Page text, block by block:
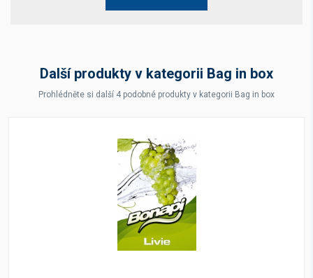
Další produkty v kategorii Bag in box
Prohlédněte si další 4 podobné produkty v kategorii Bag in box